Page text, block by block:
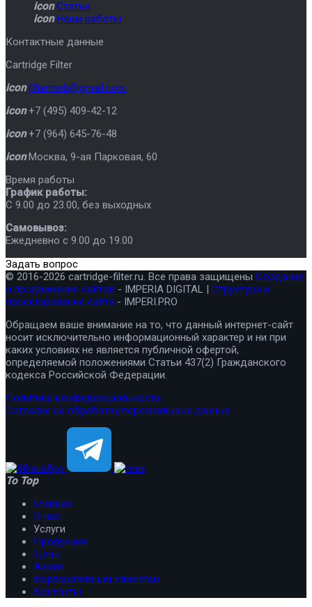
icon Статьи
icon Наши работы
Контактные данные
Cartridge Filter
icon filtermeb@gmail.com
icon +7 (495) 409-42-12
icon +7 (964) 645-76-48
icon Москва, 9-ая Парковая, 60
Время работы
График работы:
C 9.00 до 23.00, без выходных
Самовывоз:
Ежедневно с 9.00 до 19.00
Задать вопрос
© 2016-2026 cartridge-filter.ru. Все права защищены Создание
и продвижение сайтов - IMPERIA DIGITAL | Структура и
проектирование сайта - IMPERI.PRO
Обращаем ваше внимание на то, что данный интернет-сайт
носит исключительно информационный характер и ни при
каких условиях не является публичной офертой,
определяемой положениями Статьи 437(2) Гражданского
кодекса Российской Федерации.
Политика конфиденциальности
Согласие на обработку персональных данных
To Top
Главная
О нас
Услуги
Продукция
Цены
Акции
Корпоративным клиентам
Контакты